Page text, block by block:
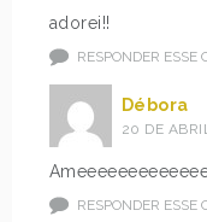
adorei!!
RESPONDER ESSE
Débora
20 DE
RESPONDER ESSE